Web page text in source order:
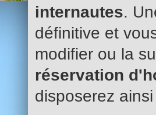
internautes.
définitive et
modifier ou la
réservation
disposerez